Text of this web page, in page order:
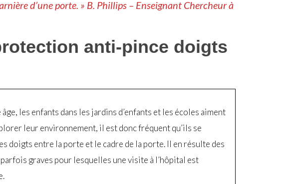
d’une porte. » B. Phillips – Enseignant Chercheur à
anti-pince doigts
âge, les enfants dans les jardins d’enfants et les écoles aiment
leur environnement, il est donc fréquent qu’ils se
doigts entre la porte et le cadre de la porte. Il en résulte des
graves pour lesquelles une visite à l’hôpital est